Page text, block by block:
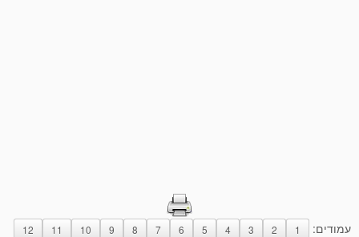
עמודים: 1
2
3
4
5
6
7
8
9
10
11
12